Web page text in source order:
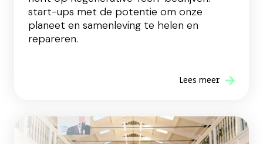
start-ups met de potentie om onze
planeet en samenleving te helen en
repareren.
Lees meer